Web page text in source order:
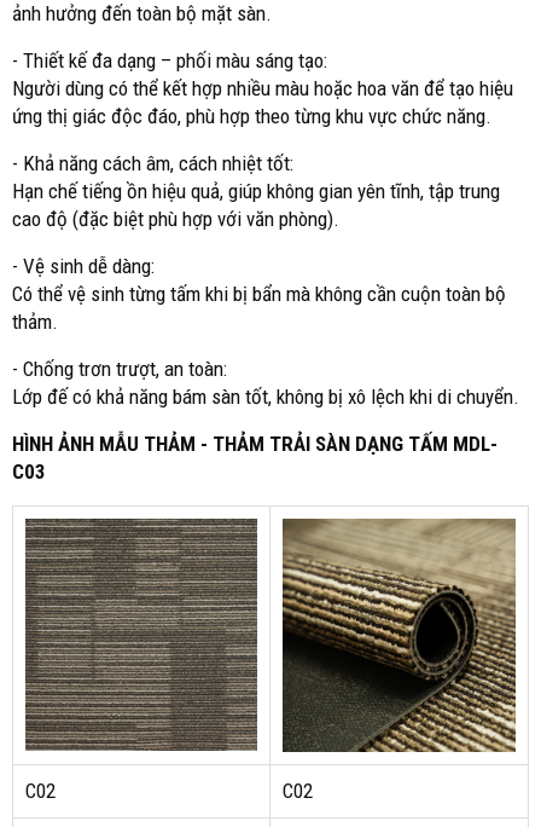
ảnh hưởng đến toàn bộ mặt sàn.
- Thiết kế đa dạng – phối màu sáng tạo:
Người dùng có thể kết hợp nhiều màu hoặc hoa văn để tạo hiệu
ứng thị giác độc đáo, phù hợp theo từng khu vực chức năng.
- Khả năng cách âm, cách nhiệt tốt:
Hạn chế tiếng ồn hiệu quả, giúp không gian yên tĩnh, tập trung
cao độ (đặc biệt phù hợp với văn phòng).
- Vệ sinh dễ dàng:
Có thể vệ sinh từng tấm khi bị bẩn mà không cần cuộn toàn bộ
thảm.
- Chống trơn trượt, an toàn:
Lớp đế có khả năng bám sàn tốt, không bị xô lệch khi di chuyển.
HÌNH ẢNH MẪU THẢM - THẢM TRẢI SÀN DẠNG TẤM MDL-
C03
C02 C02